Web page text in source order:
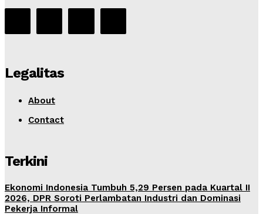
Legalitas
About
Contact
Terkini
Ekonomi Indonesia Tumbuh 5,29 Persen pada Kuartal II
2026, DPR Soroti Perlambatan Industri dan Dominasi
Pekerja Informal